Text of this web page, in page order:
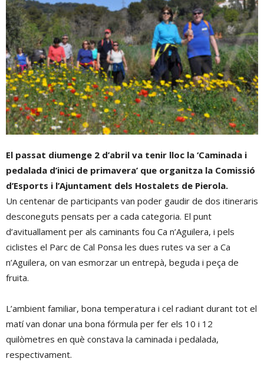
El passat diumenge 2 d’abril va tenir lloc la ‘Caminada i
pedalada d’inici de primavera’ que organitza la Comissió
d’Esports i l’Ajuntament dels Hostalets de Pierola.
Un centenar de participants van poder gaudir de dos itineraris
desconeguts pensats per a cada categoria. El punt
d’avituallament per als caminants fou Ca n’Aguilera, i pels
ciclistes el Parc de Cal Ponsa les dues rutes va ser a Ca
n’Aguilera, on van esmorzar un entrepà, beguda i peça de
fruita.
L’ambient familiar, bona temperatura i cel radiant durant tot el
matí van donar una bona fórmula per fer els 10 i 12
quilòmetres en què constava la caminada i pedalada,
respectivament.